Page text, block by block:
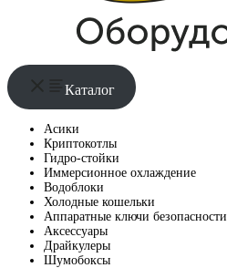
Каталог
Асики
Криптокотлы
Гидро-стойки
Иммерсионное охлаждение
Водоблоки
Холодные кошельки
Аппаратные ключи безопасности
Аксессуары
Драйкулеры
Шумобоксы